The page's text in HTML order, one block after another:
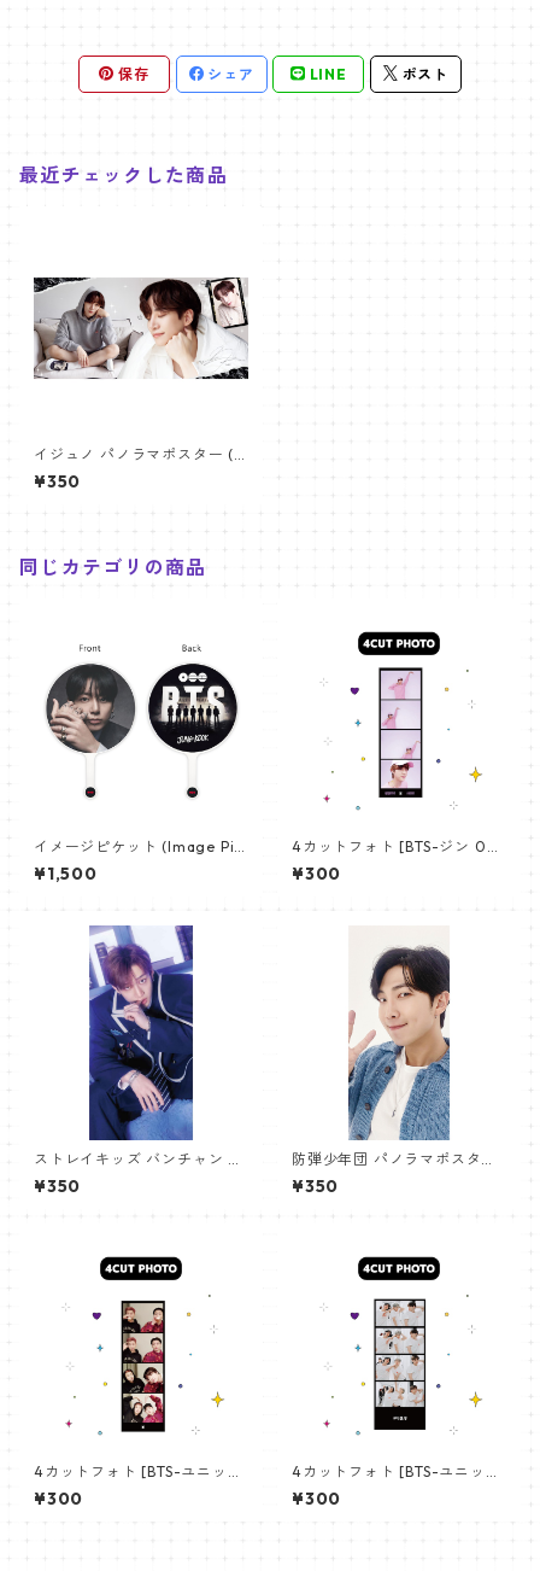
保存 シェア LINE ポスト
最近チェックした商品
イジュノ パノラマポスター (L
eeJunho Poster) 700*330
mm 【leejunho-01】
¥350
同じカテゴリの商品
イメージピケット (Image Pic
ket) うちわ - ジョングク (JU
NGKOOK_19)
¥1,500
4カットフォト [BTS-ジン 02]
4CUT PHOTO BTS-JIN 02
¥300
ストレイキッズ バンチャン パ
ノラマポスター (Stray Kids B
angchan Poster) 700*330
¥350
防弾少年団 パノラマポスター
(BTS Poster) 700*330mm
【アールエム RM-14】
¥350
4カットフォト [BTS-ユニット
01] 4CUT PHOTO BTS- UNI
T 01
¥300
4カットフォト [BTS-ユニット
03] 4CUT PHOTO BTS- UNI
T 03
¥300